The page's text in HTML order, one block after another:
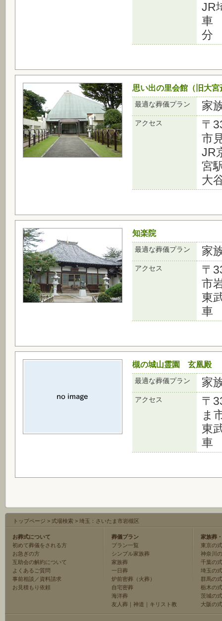
JR
車
分
思い出の里会館（旧大宮
最適な葬儀プラン 家
アクセス
〒
市
JR
宮
大
知楽院
最適な葬儀プラン 家
アクセス
〒
市
東
車
槻の城山霊園 玄凰殿
最適な葬儀プラン 家
アクセス
〒
ま
東
車
トップページ > 式場検索 > 埼玉：さいたま市岩槻区
お葬式について
初めて葬儀をされる方
お急ぎの方
互助会の解約について
よくあるご質問
事前相談／資料請求
お見積もり依頼
葬儀プラン
プラン一覧
シンプル家族葬
家族葬
一日葬
炉前密葬（火葬）
自宅密葬
海洋葬
友人葬 ｜ 神道 ｜ キリスト教
家族葬
東京の
神奈川
千葉の
埼玉の
群馬の
栃木の
茨城の
大阪の